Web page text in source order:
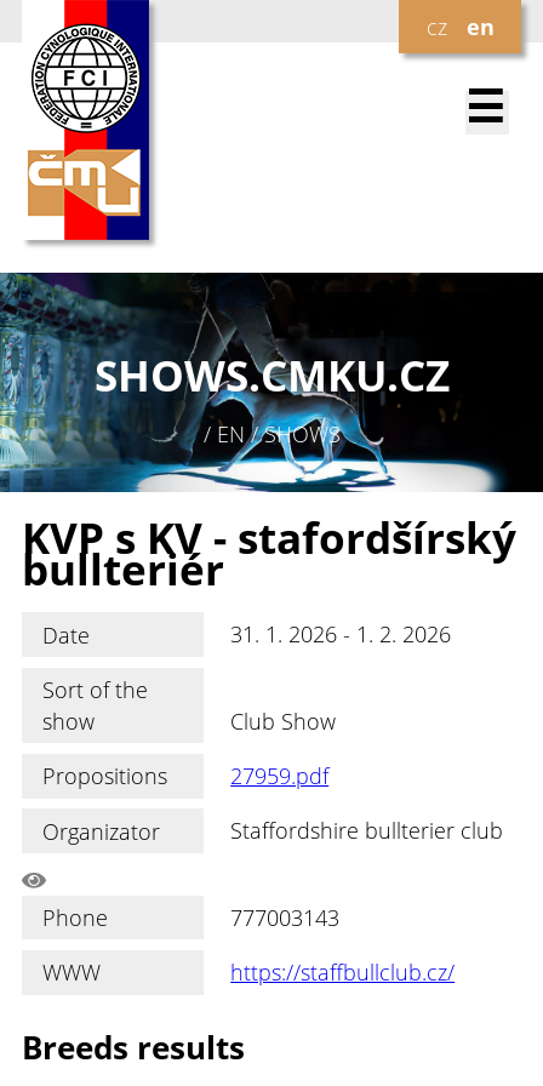
cz en
☰
SHOWS.CMKU.CZ
/ EN / SHOWS
KVP s KV - stafordšírský
bullteriér
Date
31. 1. 2026 - 1. 2. 2026
Sort of the
show
Club Show
Propositions
27959.pdf
Organizator
Staffordshire bullterier club
Phone
777003143
WWW
https://staffbullclub.cz/
Breeds results